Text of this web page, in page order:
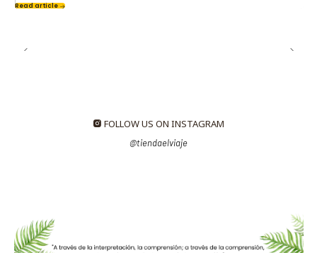
Read article
FOLLOW US ON INSTAGRAM
@tiendaelviaje